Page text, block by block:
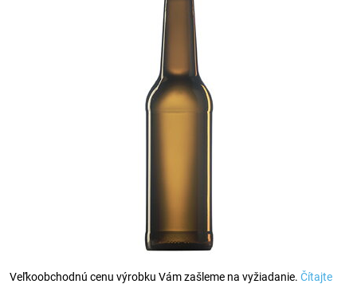
Veľkoobchodnú cenu výrobku Vám zašleme na vyžiadanie. Čítajte